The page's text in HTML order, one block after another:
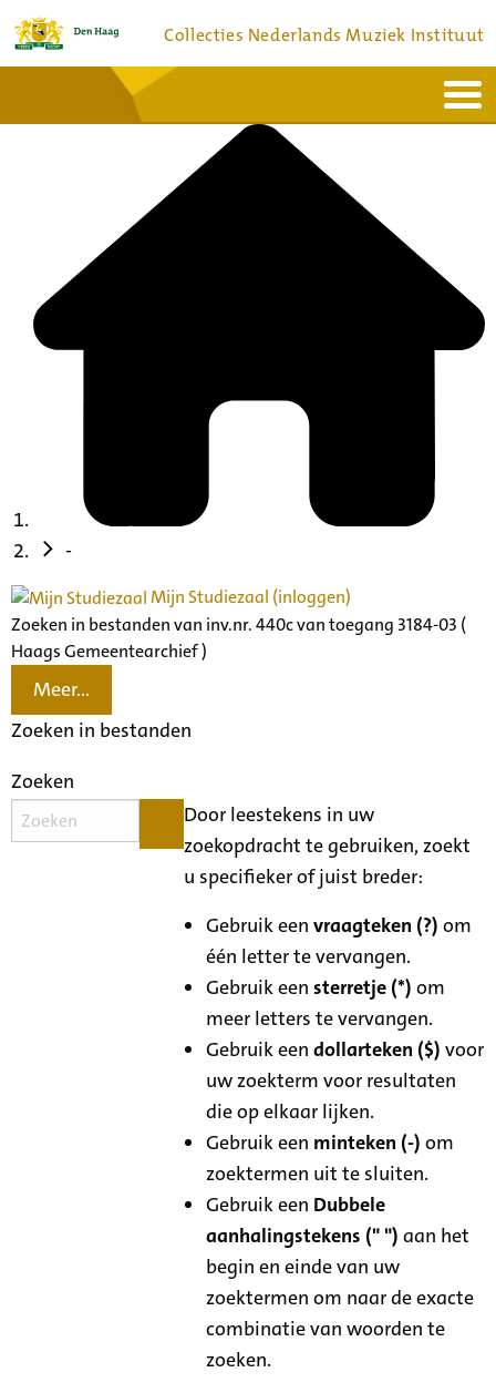
Collecties Nederlands Muziek Instituut
Bronnen en collecties
-
Mijn Studiezaal (inloggen)
Zoeken in bestanden van inv.nr. 440c van toegang 3184-03 (
Haags Gemeentearchief )
Meer...
Zoeken in bestanden
Zoeken
Door leestekens in uw
zoekopdracht te gebruiken, zoekt
u specifieker of juist breder:
Gebruik eenvraagteken (?) om
één letter te vervangen.
Gebruik eensterretje (*) om
meer letters te vervangen.
Gebruik eendollarteken ($) voor
uw zoekterm voor resultaten
die op elkaar lijken.
Gebruik een minteken (-) om
zoektermen uit te sluiten.
Gebruik een Dubbele
aanhalingstekens (" ") aan het
begin en einde van uw
zoektermen om naar de exacte
combinatie van woorden te
zoeken.